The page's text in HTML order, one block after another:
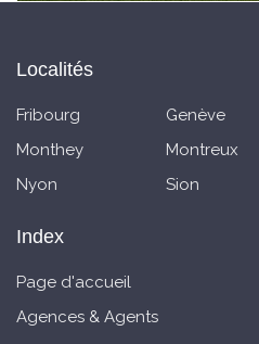
Localités
Fribourg Genève
Monthey
Montreux
Nyon
Sion
Index
Page d'accueil
Agences & Agents